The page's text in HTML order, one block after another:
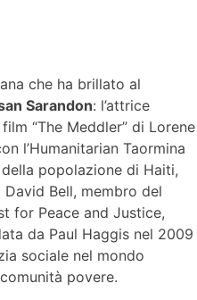
che ha brillato al
Sarandon: l’attrice
“The Meddler” di Lorene
l’Humanitarian Taormina
popolazione di Haiti,
Bell, membro del
for Peace and Justice,
da Paul Haggis nel 2009
sociale nel mondo
povere.